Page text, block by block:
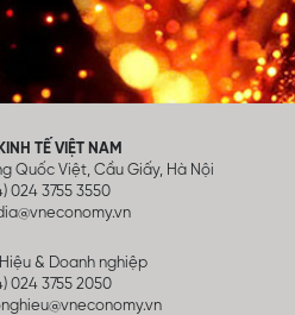
TẾ VIỆT NAM
Quốc Việt, Cầu Giấy, Hà Nội
024 3755 3550
& Doanh nghiệp
024 3755 2050